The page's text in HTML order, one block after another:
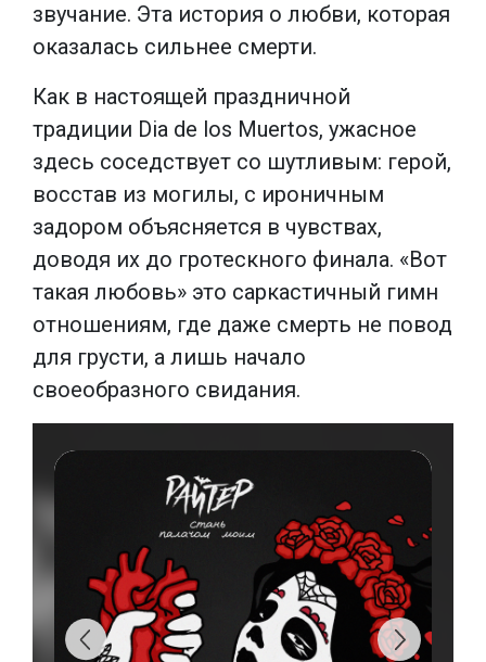
звучание. Эта история о любви, которая
оказалась сильнее смерти.
Как в настоящей праздничной
традиции Dia de los Muertos, ужасное
здесь соседствует со шутливым: герой,
восстав из могилы, с ироничным
задором объясняется в чувствах,
доводя их до гротескного финала. «Вот
такая любовь» это саркастичный гимн
отношениям, где даже смерть не повод
для грусти, а лишь начало
своеобразного свидания.